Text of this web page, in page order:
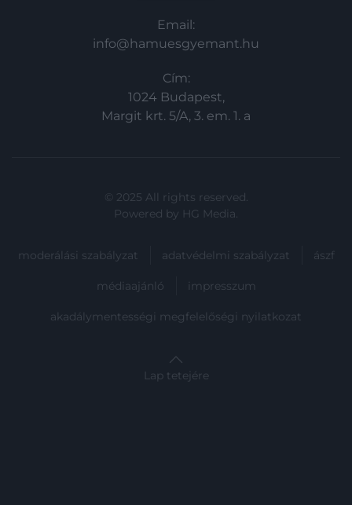
Email:
info@hamuesgyemant.hu
Cím:
1024 Budapest,
Margit krt. 5/A, 3. em. 1. a
© 2025 All rights reserved.
Powered by HG Media.
moderálási szabályzat adatvédelmi szabályzat ászf
médiaajánló impresszum
akadálymentességi megfelelőségi nyilatkozat
Lap tetejére